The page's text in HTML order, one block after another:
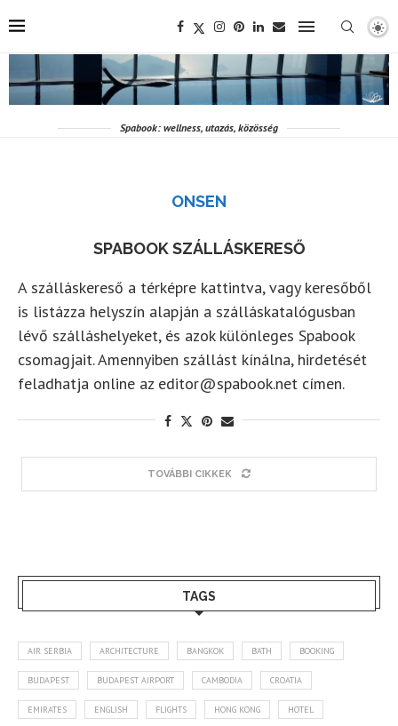
Spabook: wellness, utazás, közösség
ONSEN
SPABOOK SZÁLLÁSKERESŐ
A szálláskereső a térképre kattintva, vagy keresőből
is listázza helyszín alapján a szálláskatalógusban
lévő szálláshelyeket, és azok különleges Spabook
csomagjait. Amennyiben szállást kínálna, hirdetését
feladhatja online az editor@spabook.net címen.
TOVÁBBI CIKKEK
TAGS
AIR SERBIA ARCHITECTURE BANGKOK BATH BOOKING
BUDAPEST BUDAPEST AIRPORT CAMBODIA CROATIA
EMIRATES ENGLISH FLIGHTS HONG KONG HOTEL